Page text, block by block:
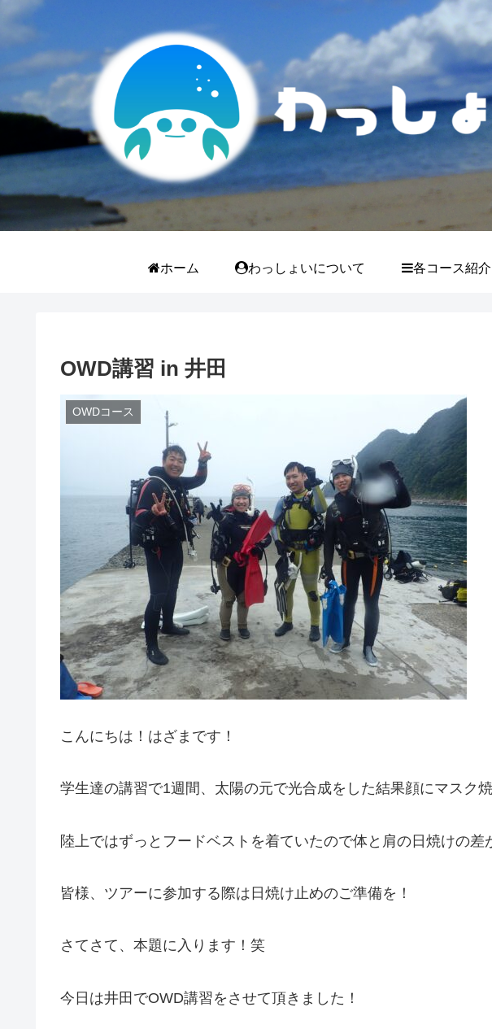
ホーム わっしょいについて 各コース紹介
OWD講習 in 井田
OWDコース
こんにちは！はざまです！
学生達の講習で1週間、太陽の元で光合成をした結果顔にマスク
陸上ではずっとフードベストを着ていたので体と肩の日焼けの
皆様、ツアーに参加する際は日焼け止めのご準備を！
さてさて、本題に入ります！笑
今日は井田でOWD講習をさせて頂きました！